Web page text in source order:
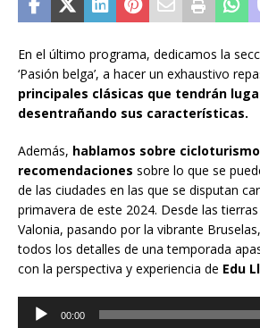
En el último programa, dedicamos la
‘Pasión belga’, a hacer un exhaustivo
principales clásicas que tendrán
desentrañando sus características.
Además, hablamos sobre cicloturismo
recomendaciones sobre lo que se
de las ciudades en las que se disputan
primavera de este 2024. Desde las
Valonia, pasando por la vibrante
todos los detalles de una temporada
con la perspectiva y experiencia de Edu
Reproductor
00:00